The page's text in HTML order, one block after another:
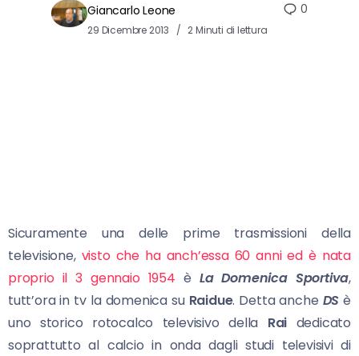
Giancarlo Leone
29 Dicembre 2013 2 Minuti di lettura
0
Sicuramente una delle prime trasmissioni della
televisione,visto che ha anch’essa 60 anni ed è nata
proprio il 3 gennaio 1954 è La DomenicaSportiva,
tutt’ora in tv la domenica su Raidue. Detta anche DS è
uno storico rotocalco televisivo della Rai dedicato
soprattutto al calcio in onda dagli studi televisivi di